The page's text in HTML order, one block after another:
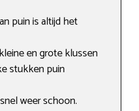
puin is altijd het
en grote klussen
stukken puin
weer schoon.